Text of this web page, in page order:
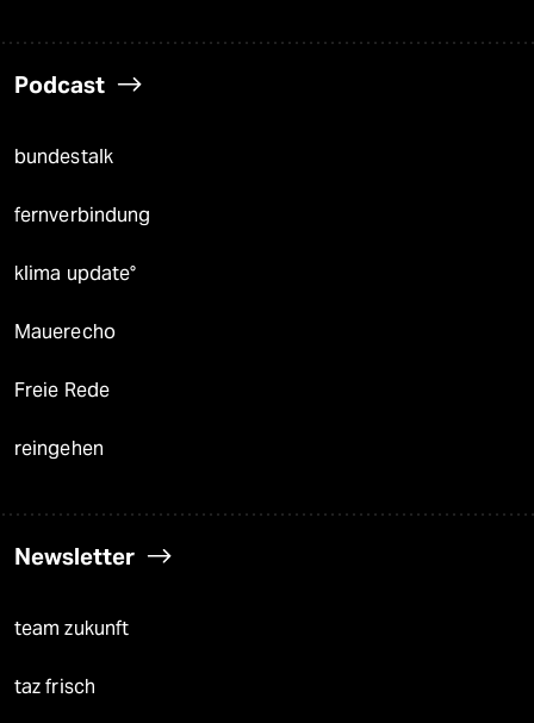
Podcast
bundestalk
fernverbindung
klima update°
Mauerecho
Freie Rede
reingehen
Newsletter
team zukunft
taz frisch